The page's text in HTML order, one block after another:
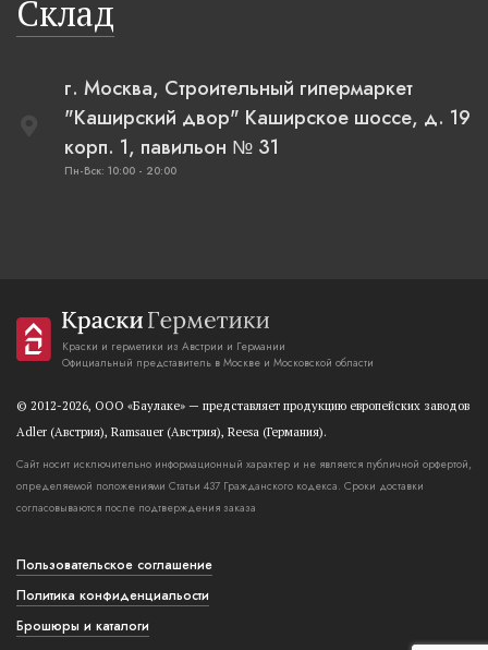
Склад
г. Москва, Строительный гипермаркет
"Каширский двор" Каширское шоссе, д. 19
корп. 1, павильон № 31
Пн-Вск: 10:00 - 20:00
Краски и герметики из Австрии и Германии
Официальный представитель в Москве и Московской области
© 2012-2026, OOO «Баулаке» — представляет продукцию европейских заводов
Adler (Австрия), Ramsauer (Австрия), Reesa (Германия).
Сайт носит исключительно информационный характер и не является публичной орфертой,
определяемой положениями Статьи 437 Гражданского кодекса. Сроки доставки
согласовываются после подтверждения заказа
Пользовательское соглашение
Политика конфиденциальости
Брошюры и каталоги